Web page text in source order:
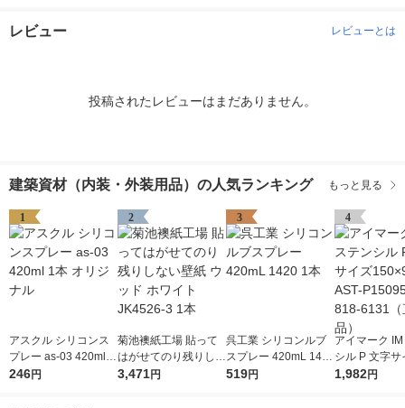
レビュー レビューとは
投稿されたレビューはまだありません。
建築資材（内装・外装用品）の人気ランキング もっと見る
1
アスクル シリコンス
プレー as-03 420ml 1
本 オリジナル
246円
2
菊池襖紙工場 貼って
はがせてのり残りしな
い壁紙 ウッド ホワイ
3,471円
3
呉工業 シリコンルブ
スプレー 420mL 1420
1本
519円
4
アイマーク
シル P 文字
×95mm AST-
1,982円